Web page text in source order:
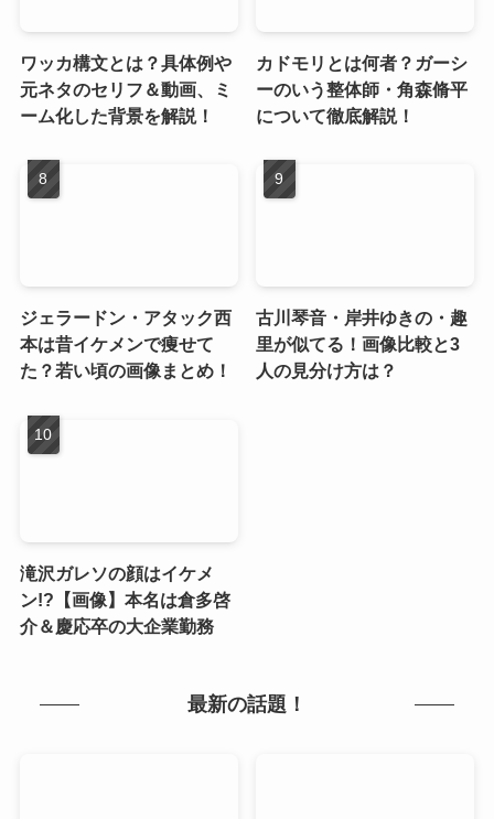
ワッカ構文とは？具体例や
元ネタのセリフ＆動画、ミ
ーム化した背景を解説！
カドモリとは何者？ガーシ
ーのいう整体師・角森脩平
について徹底解説！
ジェラードン・アタック西
本は昔イケメンで痩せて
た？若い頃の画像まとめ！
古川琴音・岸井ゆきの・趣
里が似てる！画像比較と3
人の見分け方は？
滝沢ガレソの顔はイケメ
ン!?【画像】本名は倉多啓
介＆慶応卒の大企業勤務
最新の話題！